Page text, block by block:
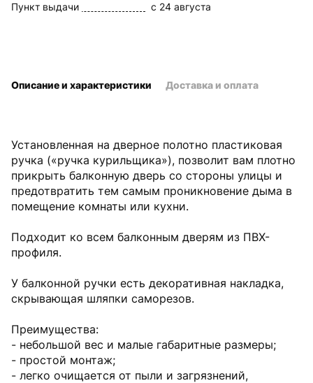
Пункт выдачи
c 24 августа
Установленная на дверное полотно пластиковая
ручка («ручка курильщика»), позволит вам плотно
прикрыть балконную дверь со стороны улицы и
предотвратить тем самым проникновение дыма в
помещение комнаты или кухни.
Подходит ко всем балконным дверям из ПВХ-
профиля.
У балконной ручки есть декоративная накладка,
скрывающая шляпки саморезов.
Преимущества:
- небольшой вес и малые габаритные размеры;
- простой монтаж;
- легко очищается от пыли и загрязнений,
Описание и характеристики Доставка и оплата